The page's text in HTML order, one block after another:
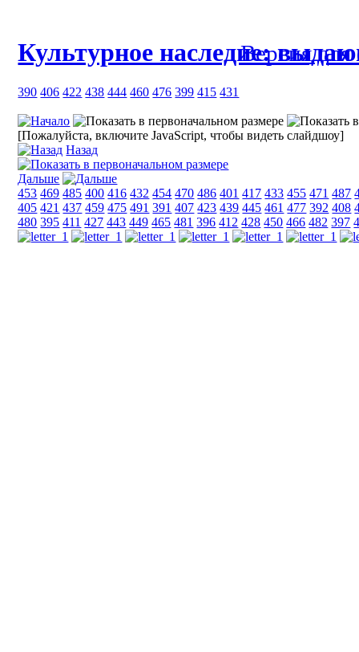
Версия
Культурное наследие:
390 406 422 438 444 460 476 399 415 431
[Пожалуйста, включите JavaScript, чтобы видеть слайдшоу]
Назад
Дальше
453 469 485 400 416 432 454 470 486 401 417 433 455 471 487
405 421 437 459 475 491 391 407 423 439 445 461 477 392 408
480 395 411 427 443 449 465 481 396 412 428 450 466 482 397